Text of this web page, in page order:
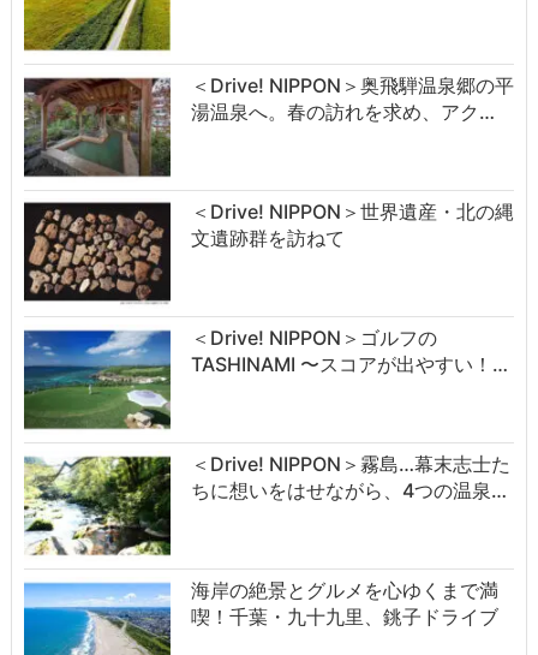
＜Drive! NIPPON＞奥飛騨温泉郷の平
湯温泉へ。春の訪れを求め、アク…
＜Drive! NIPPON＞世界遺産・北の縄
文遺跡群を訪ねて
＜Drive! NIPPON＞ゴルフの
TASHINAMI 〜スコアが出やすい！…
＜Drive! NIPPON＞霧島…幕末志士た
ちに想いをはせながら、4つの温泉…
海岸の絶景とグルメを心ゆくまで満
喫！千葉・九十九里、銚子ドライブ